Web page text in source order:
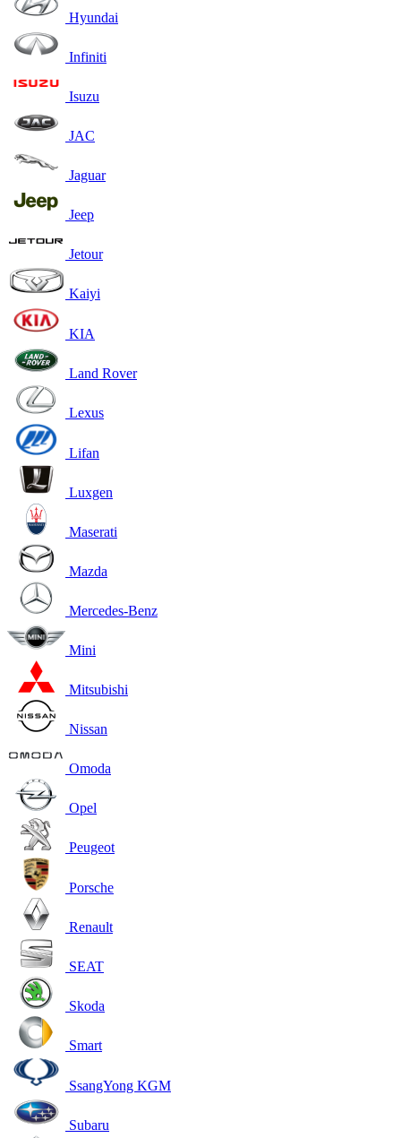
Hyundai
Infiniti
Isuzu
JAC
Jaguar
Jeep
Jetour
Kaiyi
KIA
Land Rover
Lexus
Lifan
Luxgen
Maserati
Mazda
Mercedes-Benz
Mini
Mitsubishi
Nissan
Omoda
Opel
Peugeot
Porsche
Renault
SEAT
Skoda
Smart
SsangYong KGM
Subaru